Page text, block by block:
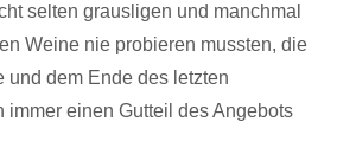
selten grausligen und manchmal
Weine nie probieren mussten, die
und dem Ende des letzten
immer einen Gutteil des Angebots